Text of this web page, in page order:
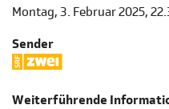
Montag, 3. Februar 2025,
Sender
Weiterführende